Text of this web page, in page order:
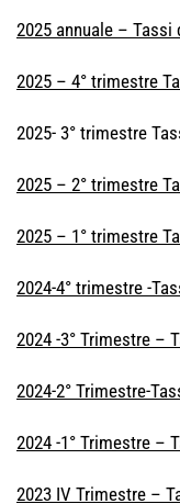
2025 annuale – Tassi
2025 – 4° trimestre
2025- 3° trimestre
2025 – 2° trimestre
2025 – 1° trimestre
2024-4° trimestre -
2024 -3° Trimestre –
2024-2° Trimestre-
2024 -1° Trimestre –
2023 IV Trimestre –